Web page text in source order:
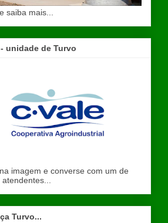
saiba mais...
- unidade de Turvo
imagem e converse com um de
Turvo...